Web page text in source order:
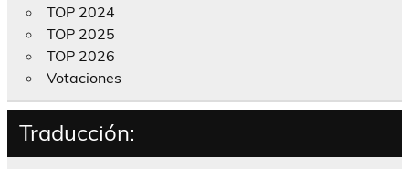
TOP 2024
TOP 2025
TOP 2026
Votaciones
Traducción: